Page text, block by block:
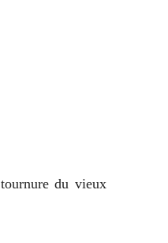
du vieux